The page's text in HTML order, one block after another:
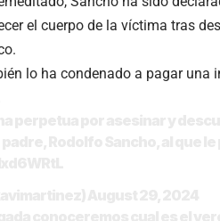
el cuerpo de la víctima tras
lo ha condenado a pagar una